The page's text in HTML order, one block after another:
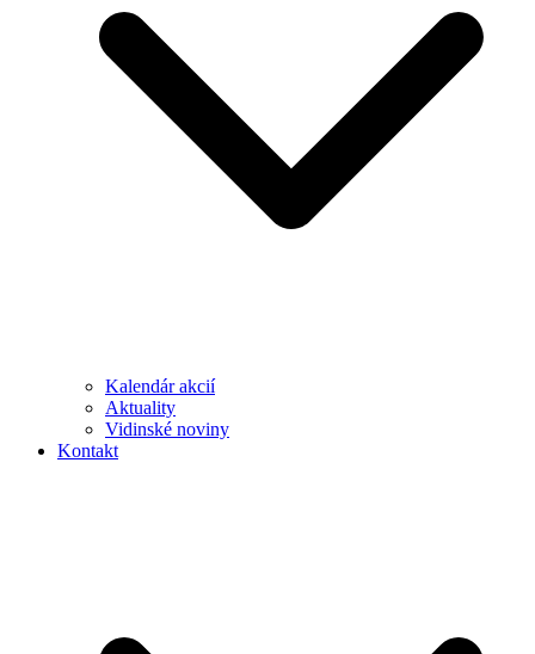
Kalendár akcií
Aktuality
Vidinské noviny
Kontakt